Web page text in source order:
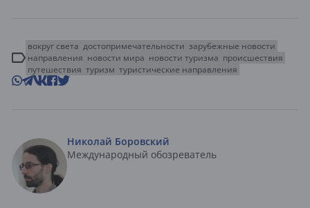
вокруг света достопримечательности зарубежные новости
направления новости мира новости туризма происшествия
путешествия туризм туристические направления
Николай Боровский
Международный обозреватель